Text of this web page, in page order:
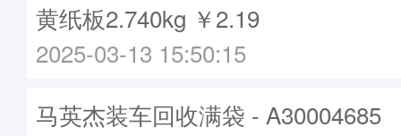
黄纸板2.740kg ￥2.19
2025-03-13 15:50:15
马英杰装车回收满袋 - A30004685